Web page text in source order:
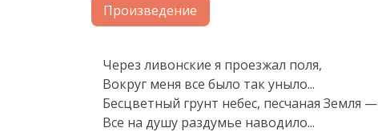
Произведение
Текст произведения
Через ливонские я проезжал поля,
Вокруг меня все было так уныло...
Бесцветный грунт небес, песчаная Земля —
Все на душу раздумье наводило...